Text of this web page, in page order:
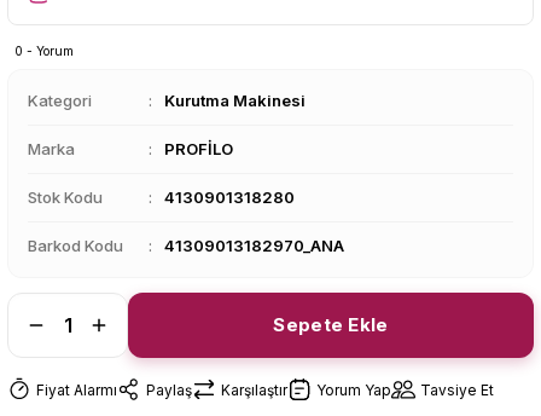
0 - Yorum
Kategori Kurutma Makinesi
Marka PROFİLO
Stok Kodu 4130901318280
Barkod Kodu 41309013182970_ANA
Sepete Ekle
Fiyat Alarmı Paylaş Karşılaştır Yorum Yap Tavsiye Et